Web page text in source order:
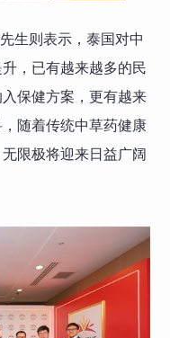
先生则表示，泰国对中
，已有越来越多的民
保健方案，更有越来
随着传统中草药健康
限极将迎来日益广阔